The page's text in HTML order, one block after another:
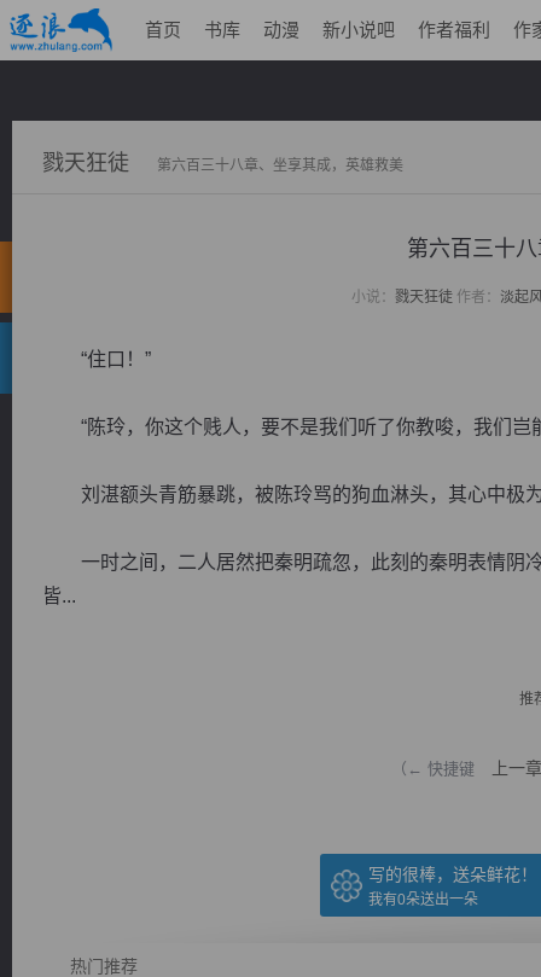
首页 书库 动漫 新小说吧 作者福利 作
戮天狂徒 第六百三十八章、坐享其成，英雄救美
第六百三十
小说： 戮天狂徒作者： 淡起
“住口！”
“陈玲，你这个贱人，要不是我们听了你教唆，我们岂
刘湛额头青筋暴跳，被陈玲骂的狗血淋头，其心中极
一时之间，二人居然把秦明疏忽，此刻的秦明表情阴
皆...
推
（← 快捷键 上一章
写的很棒，送朵鲜花！
我有0朵送出一朵
热门推荐